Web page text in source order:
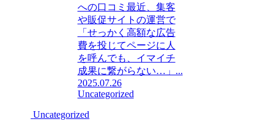
への口コミ最近、集客
や販促サイトの運営で
「せっかく高額な広告
費を投じてページに人
を呼んでも、イマイチ
成果に繋がらない…」...
2025.07.26
Uncategorized
Uncategorized